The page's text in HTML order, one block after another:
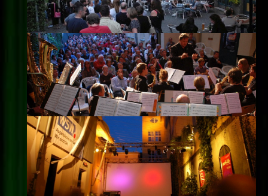
Kinogutschein
Konzept
Archiv
Kontakt
Impressum
Datenschutz